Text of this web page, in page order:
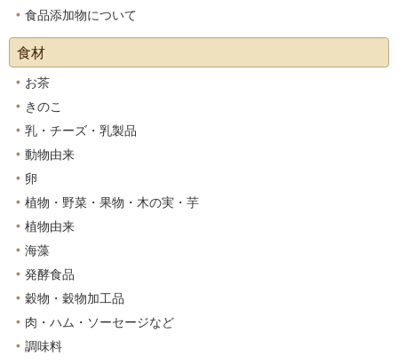
食品添加物について
食材
お茶
きのこ
乳・チーズ・乳製品
動物由来
卵
植物・野菜・果物・木の実・芋
植物由来
海藻
発酵食品
穀物・穀物加工品
肉・ハム・ソーセージなど
調味料